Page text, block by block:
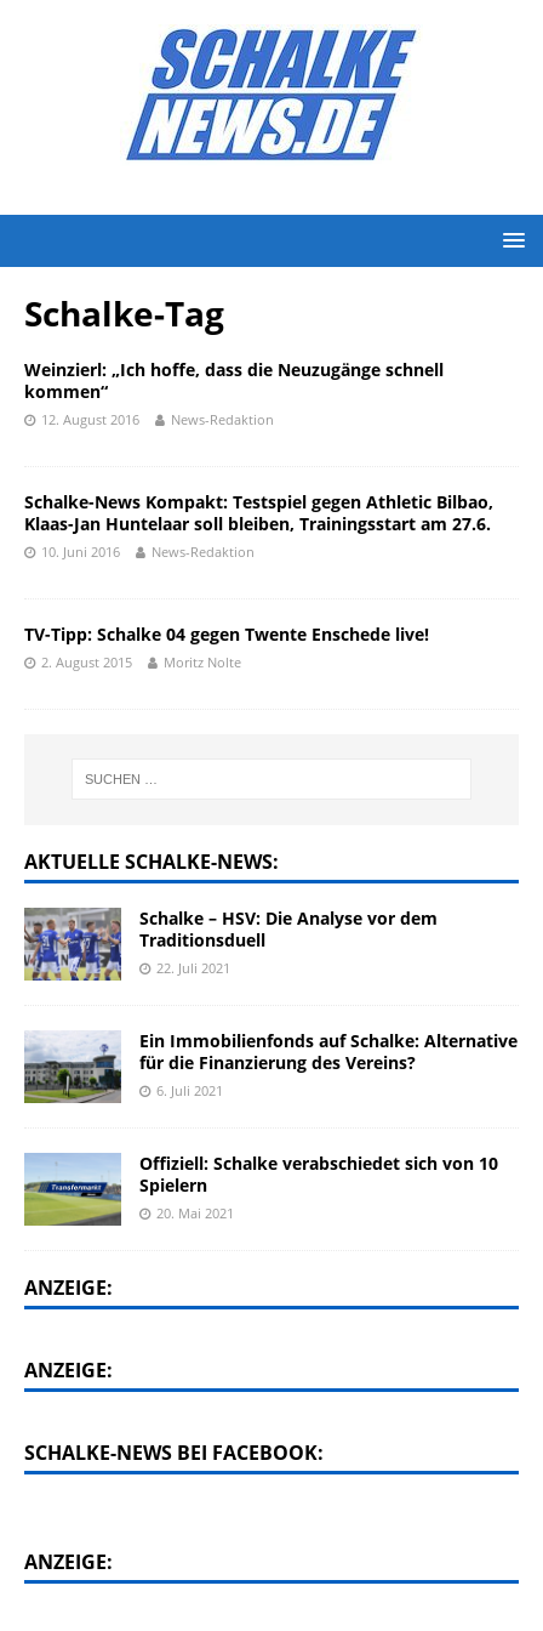
Schalke-Tag
Weinzierl: „Ich hoffe, dass die Neuzugänge schnell
kommen“
12. August 2016 News-Redaktion
Schalke-News Kompakt: Testspiel gegen Athletic Bilbao,
Klaas-Jan Huntelaar soll bleiben, Trainingsstart am 27.6.
10. Juni 2016 News-Redaktion
TV-Tipp: Schalke 04 gegen Twente Enschede live!
2. August 2015 Moritz Nolte
AKTUELLE SCHALKE-NEWS:
Schalke – HSV: Die Analyse vor dem
Traditionsduell
22. Juli 2021
Ein Immobilienfonds auf Schalke: Alternative
für die Finanzierung des Vereins?
6. Juli 2021
Offiziell: Schalke verabschiedet sich von 10
Spielern
20. Mai 2021
ANZEIGE:
ANZEIGE:
SCHALKE-NEWS BEI FACEBOOK:
ANZEIGE: